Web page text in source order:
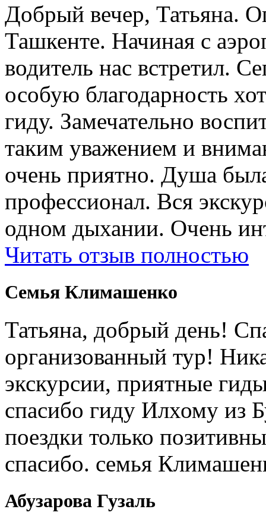
Добрый вечер, Татьяна.
Ташкенте. Начиная с
водитель нас встретил.
особую благодарность
гиду. Замечательно
таким уважением и
очень приятно. Душа
профессионал. Вся
одном дыхании. Очень
Читать отзыв полностью
Cемья Климашенко
Татьяна, добрый день!
организованный тур!
экскурсии, приятные
спасибо гиду Илхому из
поездки только
спасибо. семья
Абузарова Гузаль